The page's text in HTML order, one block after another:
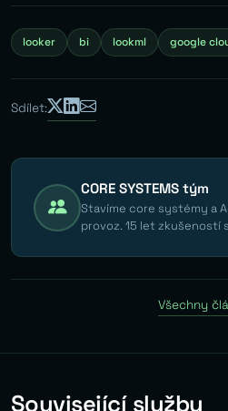
looker bi lookml google
Sdílet:
CORE SYSTEMS tým
Stavíme core systémy a
provoz. 15 let zkušeností
Všechny
Související služby